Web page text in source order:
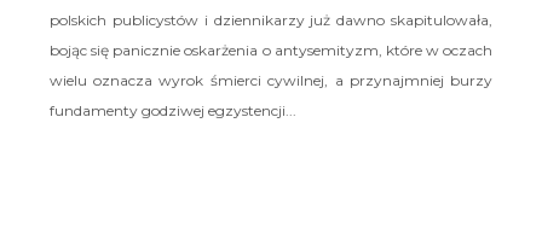
polskich publicystów i dziennikarzy już dawno skapitulowała,
bojąc się panicznie oskarżenia o antysemityzm, które w oczach
wielu oznacza wyrok śmierci cywilnej, a przynajmniej burzy
fundamenty godziwej egzystencji...